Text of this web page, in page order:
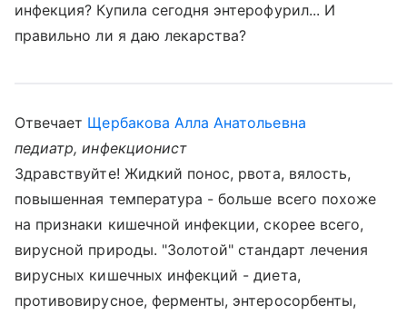
инфекция? Купила сегодня энтерофурил... И
правильно ли я даю лекарства?
Отвечает Щербакова Алла Анатольевна
педиатр, инфекционист
Здравствуйте! Жидкий понос, рвота, вялость,
повышенная температура - больше всего похоже
на признаки кишечной инфекции, скорее всего,
вирусной природы. "Золотой" стандарт лечения
вирусных кишечных инфекций - диета,
противовирусное, ферменты, энтеросорбенты,